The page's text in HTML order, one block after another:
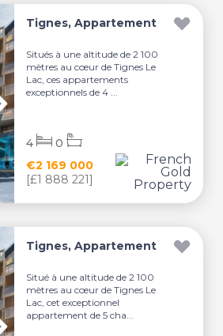
Tignes, Appartement
Situés à une altitude de 2 100
mètres au cœur de Tignes Le
Lac, ces appartements
exceptionnels de 4 ...
€2 169 000
[£1 888 221]
4 0
Tignes, Appartement
Situé à une altitude de 2 100
mètres au cœur de Tignes Le
Lac, cet exceptionnel
appartement de 5 cha...